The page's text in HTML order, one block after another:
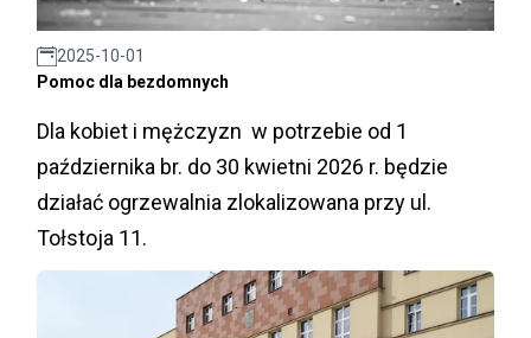
2025-10-01
Pomoc dla bezdomnych
Dla kobiet i mężczyzn w potrzebie od 1
października br. do 30 kwietni 2026 r. będzie
działać ogrzewalnia zlokalizowana przy ul.
Tołstoja 11.